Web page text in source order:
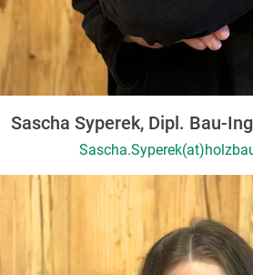
Sascha Syperek, Dipl. Bau-